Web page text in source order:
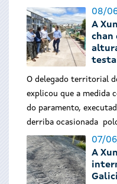
08/
A
chan
O delegado territorial
explicou que a medida
do paramento,
derriba ocasionada
07/
A